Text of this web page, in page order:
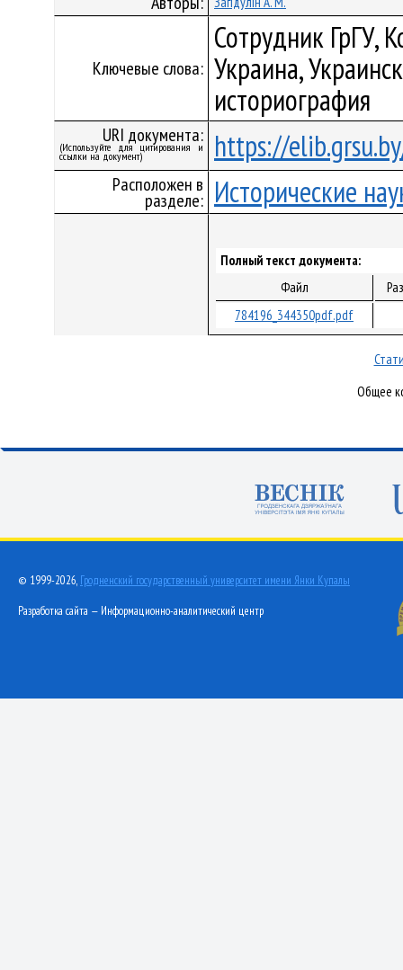
Ключевые слова:
Сотрудник ГрГУ,
Украина,
историография
URI документа:
(Используйте для цитирования и
ссылки на документ) https://
Расположен в
разделе: Исторические
Полный текст документа:
Файл
784196_344350pdf.pdf
Общее
© 1999-2026, Гродненский государственный университет имени Янки Купалы
Разработка сайта — Информационно-аналитический центр